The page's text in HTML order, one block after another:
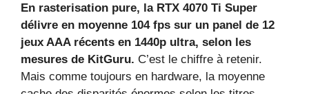
En rasterisation pure, la RTX 4070 Ti Super
délivre en moyenne 104 fps sur un panel de 12
jeux AAA récents en 1440p ultra, selon les
mesures de KitGuru. C’est le chiffre à retenir.
Mais comme toujours en hardware, la moyenne